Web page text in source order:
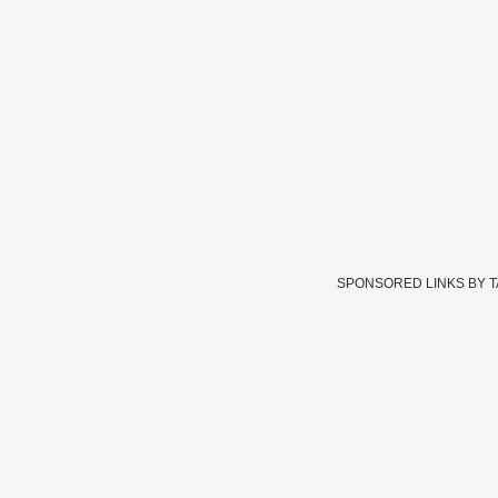
SPONSORED LINKS BY